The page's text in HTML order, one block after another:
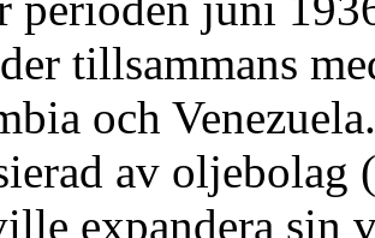
tillsammans
och
av oljebolag
expandera sin